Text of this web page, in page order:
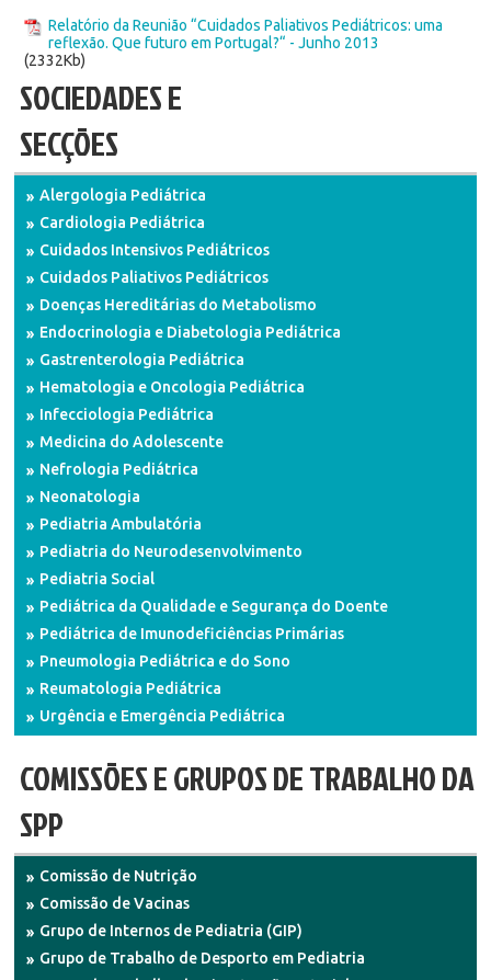
Relatório da Reunião “Cuidados Paliativos Pediátricos: uma
reflexão. Que futuro em Portugal?“ - Junho 2013
(2332Kb)
SOCIEDADES E
SECÇÕES
Alergologia Pediátrica
Cardiologia Pediátrica
Cuidados Intensivos Pediátricos
Cuidados Paliativos Pediátricos
Doenças Hereditárias do Metabolismo
Endocrinologia e Diabetologia Pediátrica
Gastrenterologia Pediátrica
Hematologia e Oncologia Pediátrica
Infecciologia Pediátrica
Medicina do Adolescente
Nefrologia Pediátrica
Neonatologia
Pediatria Ambulatória
Pediatria do Neurodesenvolvimento
Pediatria Social
Pediátrica da Qualidade e Segurança do Doente
Pediátrica de Imunodeficiências Primárias
Pneumologia Pediátrica e do Sono
Reumatologia Pediátrica
Urgência e Emergência Pediátrica
COMISSÕES E GRUPOS DE TRABALHO DA
SPP
Comissão de Nutrição
Comissão de Vacinas
Grupo de Internos de Pediatria (GIP)
Grupo de Trabalho de Desporto em Pediatria